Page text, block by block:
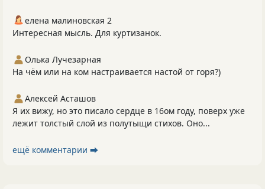
елена малиновская 2
Интересная мысль. Для куртизанок.
Олька Лучезарная
На чём или на ком настраивается настой от горя?)
Алексей Асташов
Я их вижу, но это писало сердце в 16ом году, поверх уже
лежит толстый слой из полутыщи стихов. Оно...
ещё комментарии ⮕